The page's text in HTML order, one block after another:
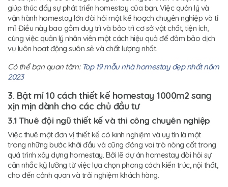
giúp thúc đẩy sự phát triển homestay của bạn. Việc quản lý và
vận hành homestay lớn đòi hỏi một kế hoạch chuyên nghiệp và tỉ
mỉ. Điều này bao gồm duy trì và bảo trì cơ sở vật chất, tiện ích,
cùng việc quản lý nhân viên một cách hiệu quả để đảm bảo dịch
vụ luôn hoạt động suôn sẻ và chất lượng nhất.
Có thể bạn quan tâm: Top 19 mẫu nhà homestay đẹp nhất năm
2023
3. Bật mí 10 cách thiết kế homestay 1000m2 sang
xịn mịn dành cho các chủ đầu tư
3.1 Thuê đội ngũ thiết kế và thi công chuyên nghiệp
Việc thuê một đơn vị thiết kế có kinh nghiệm và uy tín là một
trong những bước khởi đầu và cũng đóng vai trò nòng cốt trong
quá trình xây dựng homestay. Bởi lẽ dự án homestay đòi hỏi sự
cân nhắc kỹ lưỡng từ việc lựa chọn phong cách kiến trúc, nội thất,
cho đến cảnh quan và trải nghiệm khách hàng.